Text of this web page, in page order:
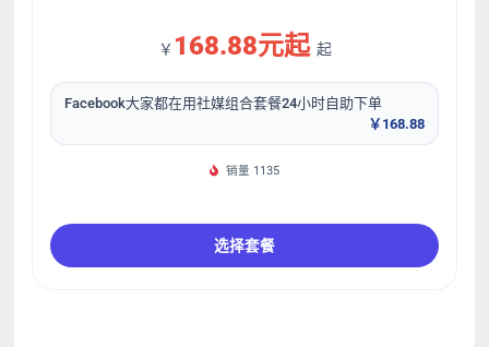
￥ 168.88元起 起
Facebook大家都在用社媒组合套餐24小时自助下单
￥168.88
销量 1135
选择套餐